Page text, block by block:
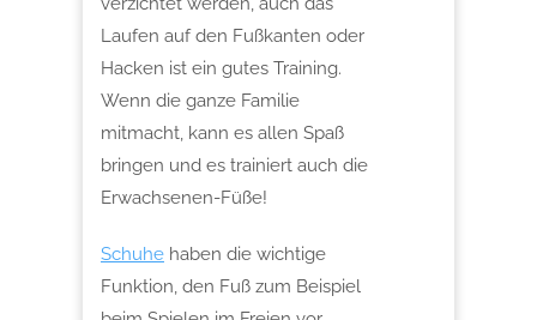
Laufen auf den Fußkanten oder
Hacken ist ein gutes Training.
Wenn die ganze Familie
mitmacht, kann es allen Spaß
bringen und es trainiert auch die
Erwachsenen-Füße!
Schuhe haben die wichtige
Funktion, den Fuß zum Beispiel